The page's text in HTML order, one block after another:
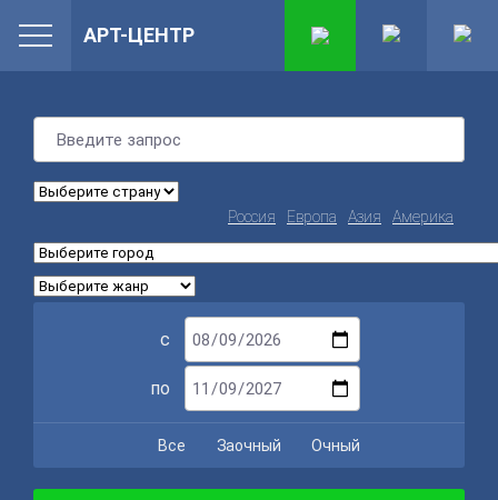
Россия Европа Азия Америка
с
по
Все Заочный Очный
АРТ-ЦЕНТР